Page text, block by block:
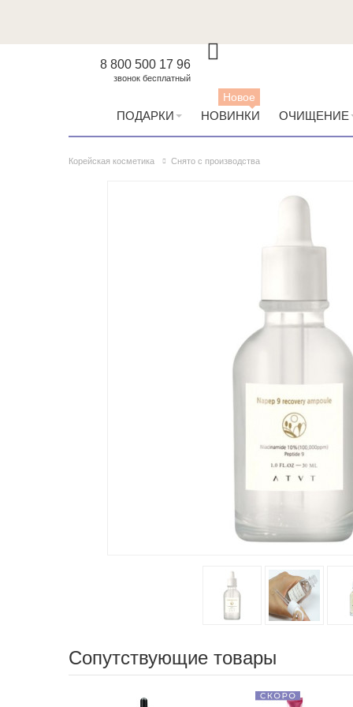
8 800 500 17 96
звонок бесплатный
ПОДАРКИ НОВИНКИ
Новое
ОЧИЩЕНИЕ
Корейская косметика Снято с производства
Сопутствующие товары